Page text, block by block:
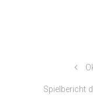
Spielbericht